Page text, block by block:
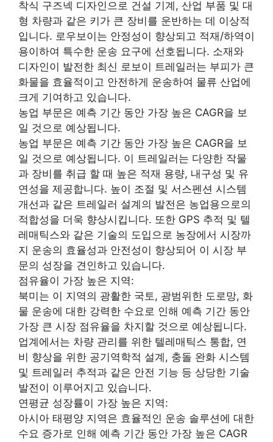
착식 구즈넥 디자인으로 건설 기계, 산업 부품 및 대
형 차량과 같은 키가 큰 장비를 운반하는 데 이상적
입니다. 로우보이는 안정성이 향상되고 적재/하역이
용이하여 특수한 운송 요구에 선호됩니다. 소재와
디자인이 발전한 최신 로보이 트레일러는 부피가 큰
화물을 효율적이고 안전하게 운송하여 물류 산업에
크게 기여하고 있습니다.
농업 부문은 예측 기간 동안 가장 높은 CAGR을 보
일 것으로 예상됩니다.
농업 부문은 예측 기간 동안 가장 높은 CAGR을 보
일 것으로 예상됩니다. 이 트레일러는 다양한 작물
과 장비를 취급 할 때 높은 적재 용량, 내구성 및 유
연성을 제공합니다. 높이 조절 및 서스펜션 시스템
개선과 같은 트레일러 설계의 발전은 농업용으로의
적합성을 더욱 향상시킵니다. 또한 GPS 추적 및 텔
레매틱스와 같은 기술의 도입으로 농장에서 시장까
지 운송의 효율성과 안전성이 향상되어 이 시장 부
문의 성장을 견인하고 있습니다.
점유율이 가장 높은 지역:
북미는 이 지역의 광활한 국토, 광범위한 도로망, 화
물 운송에 대한 강력한 수요로 인해 예측 기간 동안
가장 큰 시장 점유율을 차지할 것으로 예상됩니다.
업계에서는 차량 관리를 위한 텔레매틱스 통합, 연
비 향상을 위한 공기역학적 설계, 충돌 완화 시스템
및 트레일러 추적과 같은 안전 기능 등 상당한 기술
발전이 이루어지고 있습니다.
연평균 성장률이 가장 높은 지역:
아시아 태평양 지역은 효율적인 운송 솔루션에 대한
수요 증가로 인해 예측 기간 동안 가장 높은 CAGR